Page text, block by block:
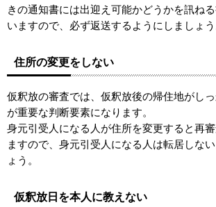
きの通知書には出迎え可能かどうかを訊ね
いますので、必ず返送するようにしましょう
住所の変更をしない
仮釈放の審査では、仮釈放後の帰住地がし
が重要な判断要素になります。
身元引受人になる人が住所を変更すると再
ますので、身元引受人になる人は転居しな
ょう。
仮釈放日を本人に教えない